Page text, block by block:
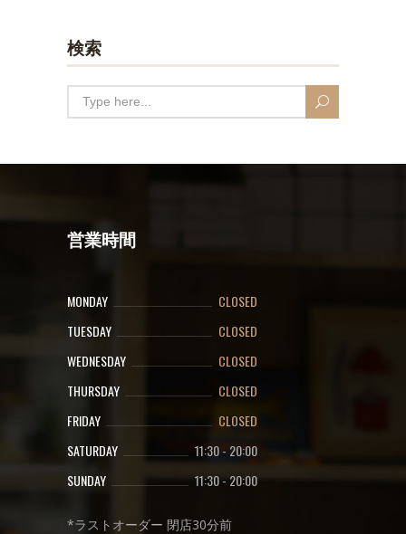
検索
営業時間
MONDAY
CLOSED
TUESDAY
CLOSED
WEDNESDAY
CLOSED
THURSDAY
CLOSED
FRIDAY
CLOSED
SATURDAY
11:30- 20:00
SUNDAY
11:30-20:00
*ラストオーダー 閉店30分前